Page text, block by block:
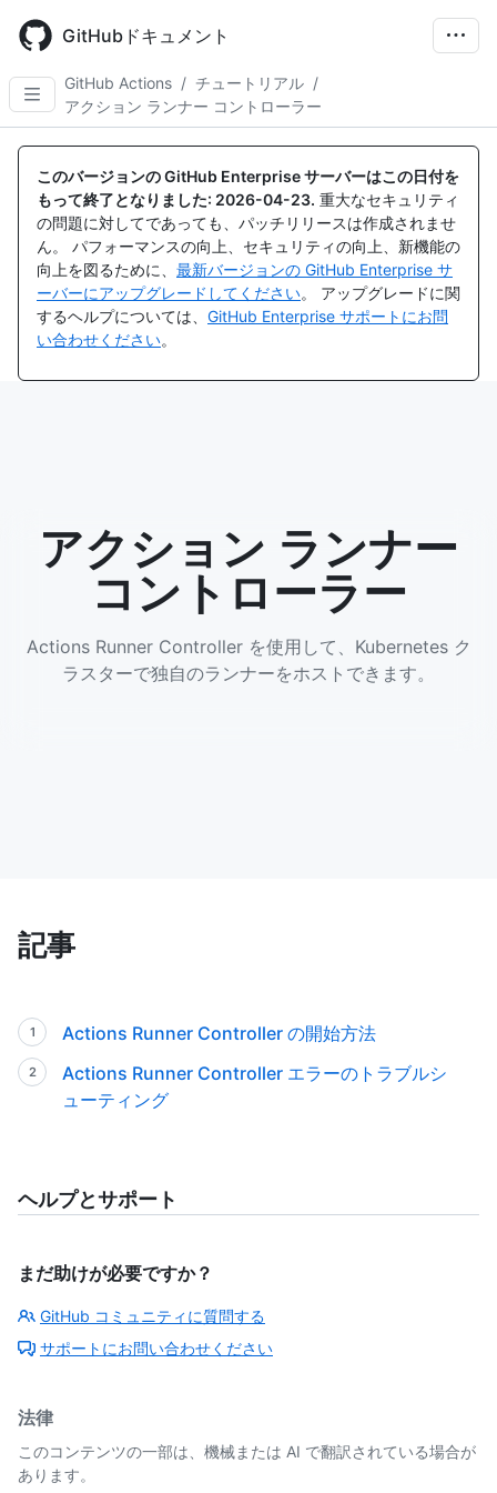
main
content
GitHubドキュメント
GitHub Actions / チュートリアル /
アクション ランナー コントローラー
このバージョンの GitHub Enterprise サーバーはこの日付を
もって終了となりました: 2026-04-23. 重大なセキュリティ
の問題に対してであっても、パッチリリースは作成されませ
ん。 パフォーマンスの向上、セキュリティの向上、新機能の
向上を図るために、 最新バージョンの GitHub Enterprise サ
ーバーにアップグレードしてください。 アップグレードに関
するヘルプについては、 GitHub Enterprise サポートにお問
い合わせください。
アクション ランナー
コントローラー
Actions Runner Controller を使用して、Kubernetes ク
ラスターで独自のランナーをホストできます。
記事
Actions Runner Controller の開始方法
Actions Runner Controller エラーのトラブルシ
ューティング
ヘルプとサポート
まだ助けが必要ですか？
GitHub コミュニティに質問する
サポートにお問い合わせください
法律
このコンテンツの一部は、機械または AI で翻訳されている場合が
あります。